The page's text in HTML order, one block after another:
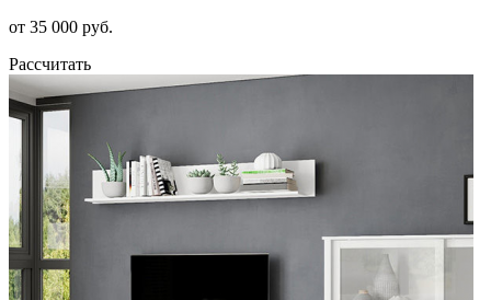
от 35 000 руб.
Рассчитать